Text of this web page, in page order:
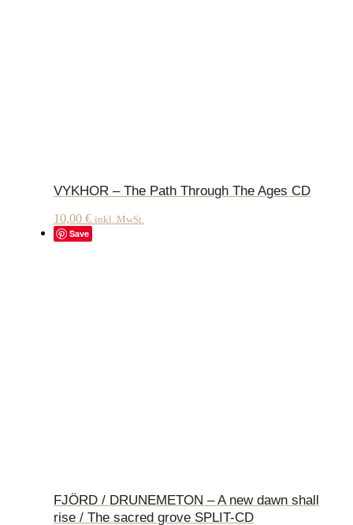
VYKHOR – The Path Through The Ages CD
10,00 € inkl. MwSt.
Save
FJÖRD / DRUNEMETON – A new dawn shall
rise / The sacred grove SPLIT-CD